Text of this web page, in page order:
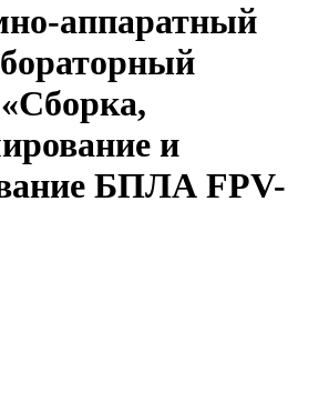
аппаратный
и
БПЛА FPV-